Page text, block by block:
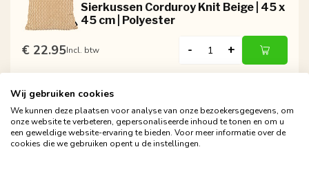
Sierkussen Corduroy Knit Beige | 45 x
45 cm | Polyester
€ 22.95Incl. btw - +
Sierkussen Corduroy Knit Pistache |
45 x 45 cm | Polyester
Wij gebruiken cookies
We kunnen deze plaatsen voor analyse van onze bezoekersgegevens, om
onze website te verbeteren, gepersonaliseerde inhoud te tonen en om u
een geweldige website-ervaring te bieden. Voor meer informatie over de
cookies die we gebruiken opent u de instellingen.